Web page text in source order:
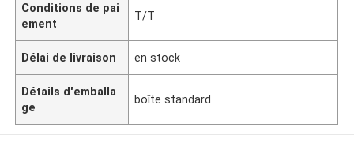
Conditions de pai
ement
T/T
Délai de livraison en stock
Détails d'emballa
ge
boîte standard